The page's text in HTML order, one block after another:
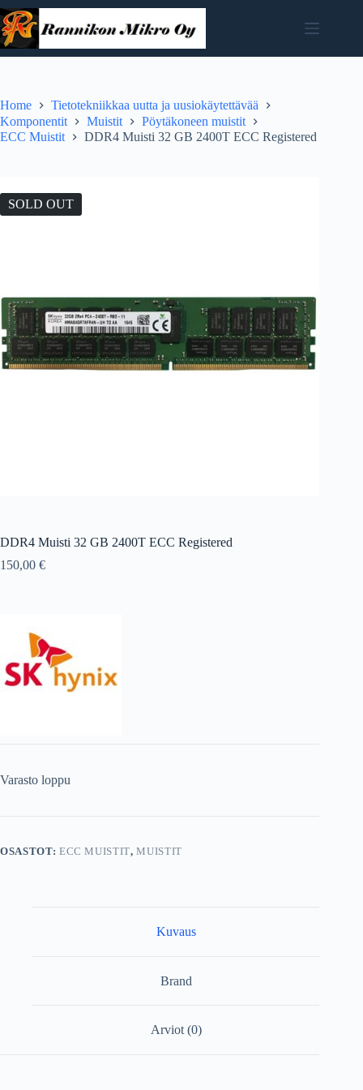
Skip
to
content
Home
Tietotekniikkaa uutta ja uusiokäytettävää
Komponentit
Muistit
Pöytäkoneen muistit
ECC Muistit
DDR4 Muisti 32 GB 2400T ECC Registered
SOLD OUT
DDR4 Muisti 32 GB 2400T ECC Registered
150,00 €
Varasto loppu
OSASTOT: ECC MUISTIT,MUISTIT
Kuvaus
Brand
Arviot (0)